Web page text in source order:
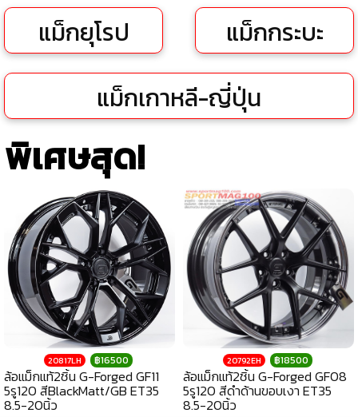
แม็กยุโรป
แม็กกระบะ
แม็กเกาหลี-ญี่ปุ่น
พิเศษสุด!
20817LH ฿16500
ล้อแม็กแท้2ชิ้น G-Forged GF11
5รู120 สีBlackMatt/GB ET35
8.5-20นิ้ว
20792EH ฿18500
ล้อแม็กแท้2ชิ้น G-Forged GF08
5รู120 สีดำด้านขอบเงา ET35
8.5-20นิ้ว